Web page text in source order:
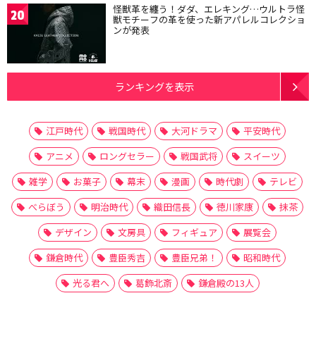
20 怪獣革を纏う！ダダ、エレキング…ウルトラ怪
獣モチーフの革を使った新アパレルコレクショ
ンが発表
ランキングを表示
江戸時代 戦国時代 大河ドラマ
平安時代
アニメ
ロングセラー 戦国武将
スイーツ
雑学
お菓子 幕末 漫画 時代劇
テレビ
べらぼう
明治時代 織田信長 徳川家康
抹茶
デザイン
文房具 フィギュア
展覧会
鎌倉時代
豊臣秀吉 豊臣兄弟！
昭和時代
光る君へ
葛飾北斎 鎌倉殿の13人